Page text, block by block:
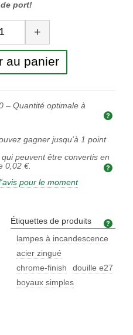
port!
Quantité
+
au panier
– Quantité optimale à
gagner jusqu'à 1 point
peuvent être convertis en
0,02 €.
pour le moment
Étiquettes de produits
lampes à incandescence
acier zingué
chrome-finish
douille e27
boyaux simples